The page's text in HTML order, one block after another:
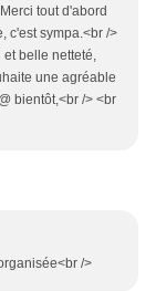
tout d'abord
c'est sympa.<br />
et belle netteté,
une agréable
bientôt,<br /> <br
/>